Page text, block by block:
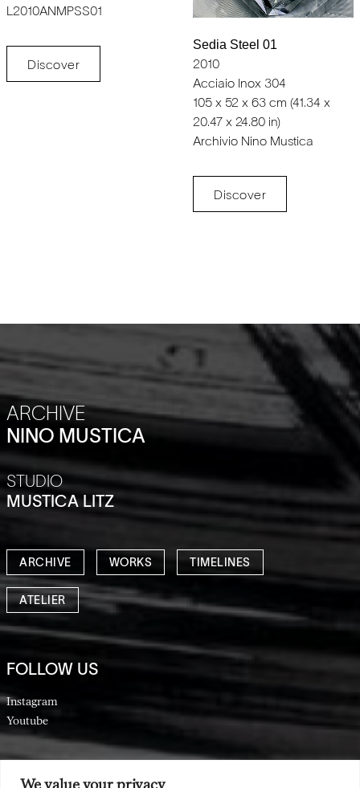
We value your privacy
L2010ANMPSS01
Discover
Sedia Steel 01
2010
Acciaio Inox 304
105 x 52 x 63 cm (41.34 x
20.47 x 24.80 in)
Archivio Nino Mustica
Discover
ARCHIVE
NINO MUSTICA
STUDIO
MUSTICA LITZ
ARCHIVE WORKS TIMELINES
ATELIER
FOLLOW US
Instagram
Youtube